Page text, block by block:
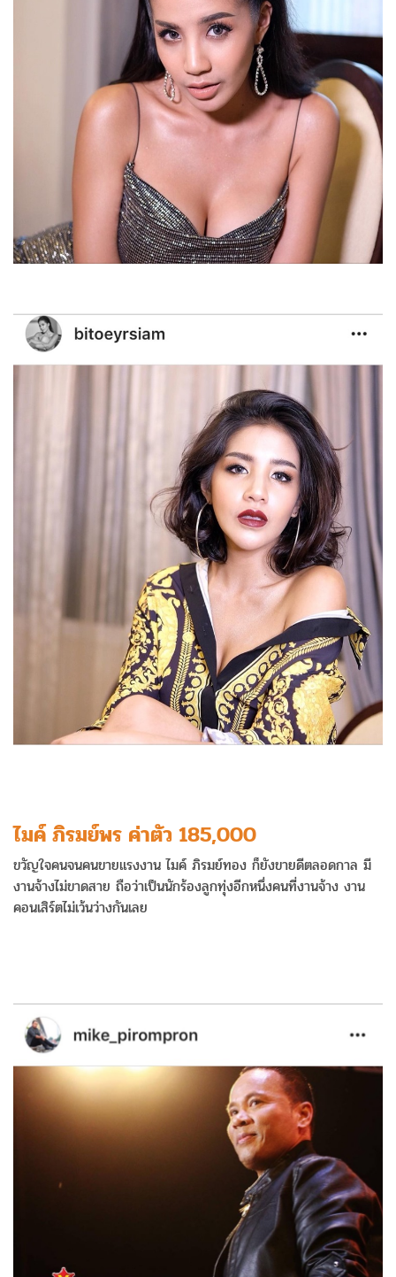
ไมค์ ภิรมย์พร ค่าตัว 185,000
ขวัญใจคนจนคนขายแรงงาน ไมค์ ภิรมย์ทอง ก็ยังขายดีตลอดกาล มี
งานจ้างไม่ขาดสาย ถือว่าเป็นนักร้องลูกทุ่งอีกหนึ่งคนที่งานจ้าง งาน
คอนเสิร์ตไม่เว้นว่างกันเลย